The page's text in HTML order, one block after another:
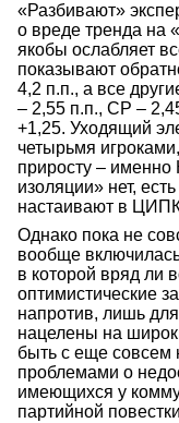
«Разбивают»
о вреде тренда на
якобы ослабляет
показывают
4,2 п.п., а все
– 2,55 п.п., СР –
+1,25. Уходящий
четырьмя
приросту –
изоляции» нет,
настаивают в
Однако пока не
вообще
в которой вряд ли
оптимистические
напротив, лишь
нацелены на
быть с еще совсем
проблемами о
имеющихся у
партийной